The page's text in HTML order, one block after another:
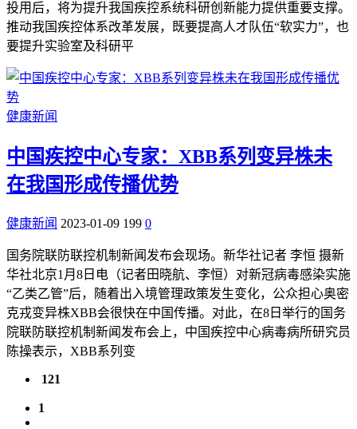
投用后，将为提升我国疾控系统科研创新能力提供重要支撑。
推动我国疾控体系改革发展，既要提高人才队伍“软实力”，也
要提升实验室及科研平
健康新闻
中国疾控中心专家：XBB系列变异株未
在我国形成传播优势
健康新闻 2023-01-09 199 0
国务院联防联控机制新闻发布会现场。新华社记者 李恒 摄新
华社北京1月8日电（记者田晓航、李恒）对新冠病毒感染实施
“乙类乙管”后，随着出入境管理政策发生变化，公众担心奥密
克戎变异株XBB会很快在中国传播。对此，在8日举行的国务
院联防联控机制新闻发布会上，中国疾控中心病毒病所研究员
陈操表示，XBB系列变
121
1